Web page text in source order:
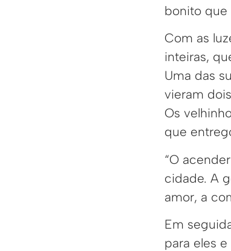
bonito que
Com as
inteiras,
Uma das
vieram
Os
que
“O
cidade. A
amor, a
Em
para eles